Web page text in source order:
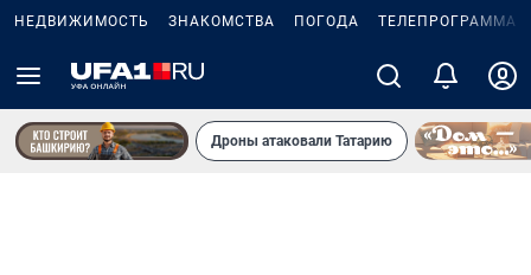
НЕДВИЖИМОСТЬ ЗНАКОМСТВА ПОГОДА ТЕЛЕПРОГРАММА
Дроны атаковали Татарию